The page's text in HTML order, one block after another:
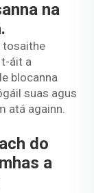
na
tosaithe
áit a
blocanna
suas agus
atá againn.
do
a